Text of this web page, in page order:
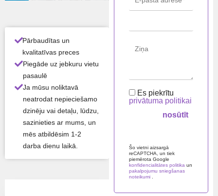
Pārbaudītas un
kvalitatīvas preces
Piegāde uz jebkuru vietu
pasaulē
Ja mūsu noliktavā
neatrodat nepieciešamo
dzinēju vai detaļu, lūdzu,
sazinieties ar mums, un
mēs atbildēsim 1-2
darba dienu laikā.
Mod
444
Visas produkta īpašības ›
Atlikums:Ir noliktavā
Rādīt cenu
Es piekrītu
privātuma politikai
Šo vietni aizsargā
reCAPTCHA, un tiek
piemērota Google
konfidencialitātes politika un
pakalpojumu sniegšanas
noteikumi